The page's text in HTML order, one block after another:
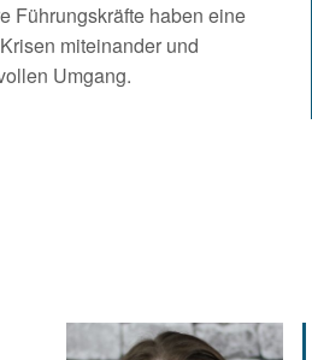
Führungskräfte haben eine
miteinander und
Umgang.